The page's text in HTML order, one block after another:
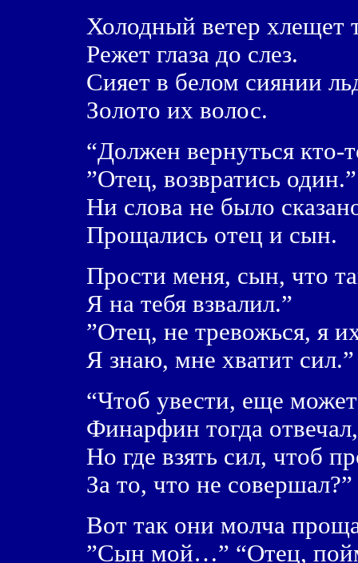
Холодный ветер хлещет
Режет глаза до слез.
Сияет в белом сиянии
Золото их волос.
“Должен вернуться кто-
”Отец, возвратись один.”
Ни слова не было
Прощались отец и сын.
Прости меня, сын, что
Я на тебя взвалил.”
”Отец, не тревожься, я
Я знаю, мне хватит сил.”
“Чтоб увести, еще
Финарфин тогда
Но где взять сил, чтоб
За то, что не совершал?”
Вот так они молча
”Сын мой…” “Отец,